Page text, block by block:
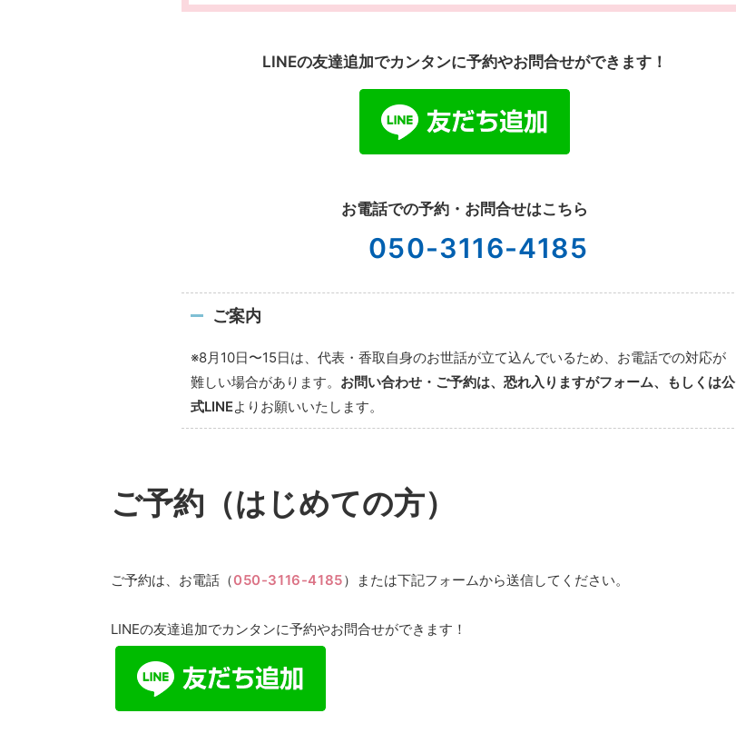
LINEの友達追加でカンタンに予約やお問合せができます！
お電話での予約・お問合せはこちら
050-3116-4185
ご案内
※8月10日〜15日は、代表・香取自身のお世話が立て込んでいるため、お電話での対応が
難しい場合があります。 お問い合わせ・ご予約は、恐れ入りますがフォーム、もしくは公
式LINEよりお願いいたします。
ご予約（はじめての方）
ご予約は、お電話（050-3116-4185）または下記フォームから送信してください。
LINEの友達追加でカンタンに予約やお問合せができます！